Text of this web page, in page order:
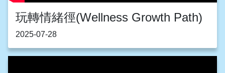
玩轉情緒徑(Wellness Growth Path)
2025-07-28